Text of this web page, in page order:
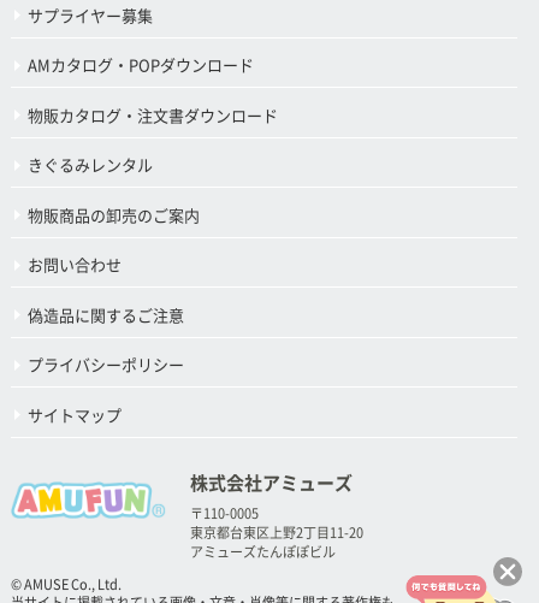
サプライヤー募集
AMカタログ・POPダウンロード
物販カタログ・注文書ダウンロード
きぐるみレンタル
物販商品の卸売のご案内
お問い合わせ
偽造品に関するご注意
プライバシーポリシー
サイトマップ
株式会社アミューズ
〒110-0005
東京都台東区上野2丁目11-20
アミューズたんぽぽビル
© AMUSE Co., Ltd.